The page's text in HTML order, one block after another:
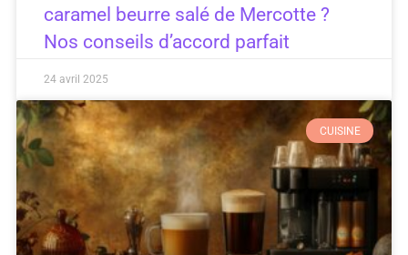
caramel beurre salé de Mercotte ?
Nos conseils d’accord parfait
24 avril 2025
CUISINE